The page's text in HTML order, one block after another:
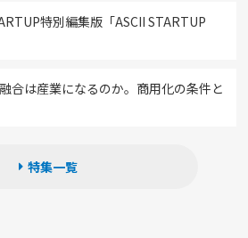
特別編集版「ASCII STARTUP
合は産業になるのか。商用化の条件と
特集一覧